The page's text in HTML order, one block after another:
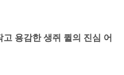
용감한 생쥐 퀼의 진심 어